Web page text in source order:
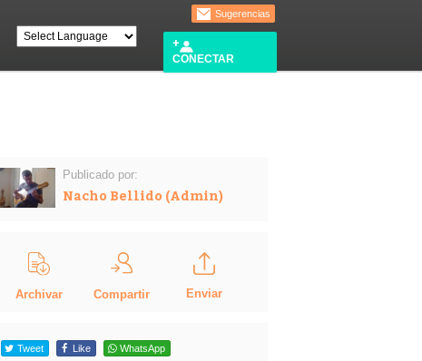
Sugerencias
CONECTAR
Publicado por:
Nacho Bellido (Admin)
Archivar Compartir Enviar
Tweet Like WhatsApp